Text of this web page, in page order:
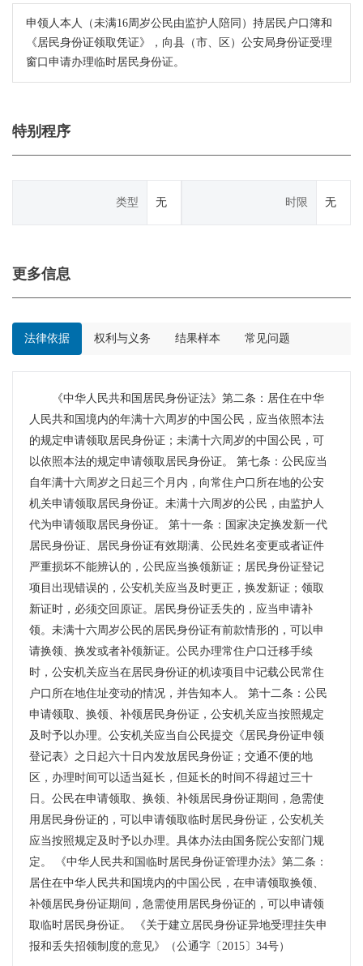
申领人本人（未满16周岁公民由监护人陪同）持居民户口簿和
《居民身份证领取凭证》，向县（市、区）公安局身份证受理
窗口申请办理临时居民身份证。
特别程序
类型 无 时限 无
更多信息
法律依据 权利与义务 结果样本 常见问题
《中华人民共和国居民身份证法》第二条：居住在中华
人民共和国境内的年满十六周岁的中国公民，应当依照本法
的规定申请领取居民身份证；未满十六周岁的中国公民，可
以依照本法的规定申请领取居民身份证。 第七条：公民应当
自年满十六周岁之日起三个月内，向常住户口所在地的公安
机关申请领取居民身份证。未满十六周岁的公民，由监护人
代为申请领取居民身份证。 第十一条：国家决定换发新一代
居民身份证、居民身份证有效期满、公民姓名变更或者证件
严重损坏不能辨认的，公民应当换领新证；居民身份证登记
项目出现错误的，公安机关应当及时更正，换发新证；领取
新证时，必须交回原证。居民身份证丢失的，应当申请补
领。未满十六周岁公民的居民身份证有前款情形的，可以申
请换领、换发或者补领新证。公民办理常住户口迁移手续
时，公安机关应当在居民身份证的机读项目中记载公民常住
户口所在地住址变动的情况，并告知本人。 第十二条：公民
申请领取、换领、补领居民身份证，公安机关应当按照规定
及时予以办理。公安机关应当自公民提交《居民身份证申领
登记表》之日起六十日内发放居民身份证；交通不便的地
区，办理时间可以适当延长，但延长的时间不得超过三十
日。公民在申请领取、换领、补领居民身份证期间，急需使
用居民身份证的，可以申请领取临时居民身份证，公安机关
应当按照规定及时予以办理。具体办法由国务院公安部门规
定。 《中华人民共和国临时居民身份证管理办法》第二条：
居住在中华人民共和国境内的中国公民，在申请领取换领、
补领居民身份证期间，急需使用居民身份证的，可以申请领
取临时居民身份证。 《关于建立居民身份证异地受理挂失申
报和丢失招领制度的意见》（公通字〔2015〕34号）